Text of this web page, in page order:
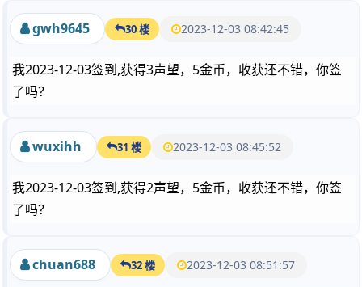
gwh9645 30 楼 2023-12-03 08:42:45
我2023-12-03签到,获得3声望，5金币，收获还不错，你签
了吗？
wuxihh 31 楼 2023-12-03 08:45:52
我2023-12-03签到,获得2声望，5金币，收获还不错，你签
了吗？
chuan688 32 楼 2023-12-03 08:51:57